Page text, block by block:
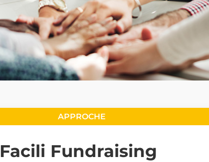
Facili Fundraising